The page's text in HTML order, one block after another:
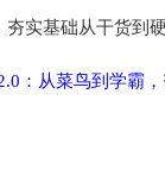
实基础从干货到